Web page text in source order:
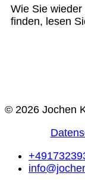
Wie Sie
finden, lesen
© 2026 Jochen